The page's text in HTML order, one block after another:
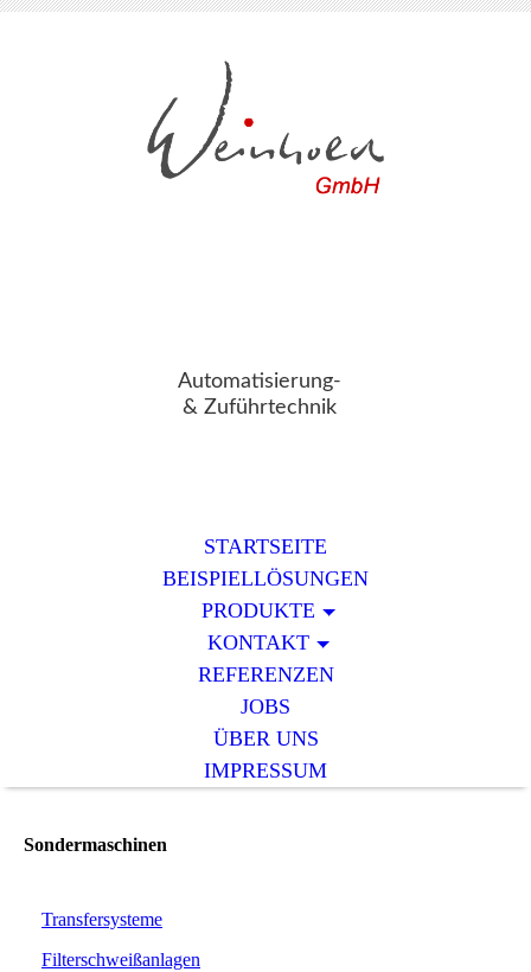
Automatisierung-
& Zuführtechnik
STARTSEITE
BEISPIELLÖSUNGEN
PRODUKTE
KONTAKT
REFERENZEN
JOBS
ÜBER UNS
IMPRESSUM
Sondermaschinen
Transfersysteme
Filterschweißanlagen